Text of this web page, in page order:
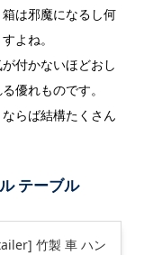
は邪魔になるし何
よね。
付かないほどおし
優れものです。
らば結構たくさん
テーブル
竹製 車 ハン